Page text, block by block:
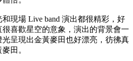
現場 Live band 演出都很精彩，好
喜歡星空的意象，演出的背景會一
呈現出金黃麥田也好漂亮，彷彿真
田。